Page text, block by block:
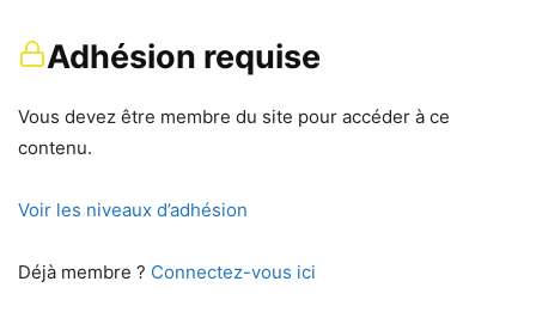
Adhésion requise
Vous devez être membre du site pour accéder à ce
contenu.
Voir les niveaux d’adhésion
Déjà membre ? Connectez-vous ici